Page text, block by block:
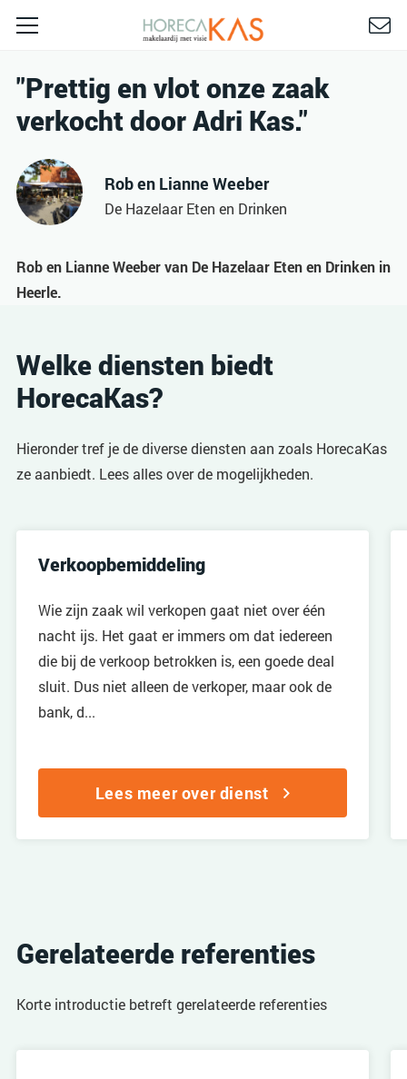
"Prettig en vlot onze zaak
verkocht door Adri Kas."
Rob en Lianne Weeber
De Hazelaar Eten en Drinken
Rob en Lianne Weeber van De Hazelaar Eten en Drinken in
Heerle.
Welke diensten biedt
HorecaKas?
Hieronder tref je de diverse diensten aan zoals HorecaKas
ze aanbiedt. Lees alles over de mogelijkheden.
Verkoopbemiddeling
Wie zijn zaak wil verkopen gaat niet over één
nacht ijs. Het gaat er immers om dat iedereen
die bij de verkoop betrokken is, een goede deal
sluit. Dus niet alleen de verkoper, maar ook de
bank, d...
Lees meer over dienst
Gerelateerde referenties
Korte introductie betreft gerelateerde referenties